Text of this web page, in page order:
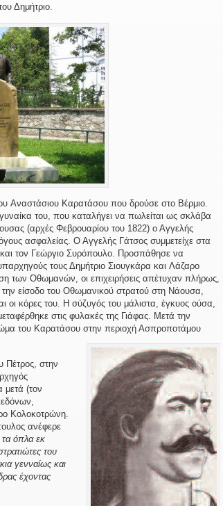
Δημήτριο.
Αναστάσιου Καρατάσου που δρούσε στο Βέρμιο.
του, που καταλήγει να πωλείται ως σκλάβα
(αρχές Φεβρουαρίου του 1822) ο Αγγελής
ασφαλείας. Ο Αγγελής Γάτσος συμμετείχε στα
τον Γεώργιο Συρόπουλο. Προσπάθησε να
τους Δημήτριο Σιουγκάρα και Λάζαρο
των Οθωμανών, οι επιχειρήσεις απέτυχαν πλήρως,
είσοδο του Οθωμανικού στρατού στη Νάουσα,
οι κόρες του. Η σύζυγός του μάλιστα, έγκυος ούσα,
στις φυλακές της Γιάφας. Μετά την
του Καρατάσου στην περιοχή Ασπροποτάμου
Πέτρος, στην
(τον
Κολοκοτρώνη.
ανέφερε
τα όπλα εκ
του
γενναίως και
έχοντας